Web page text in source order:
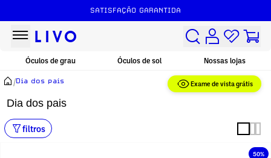
SATISFAÇÃO GARANTIDA
Exame de vista grátis
Óculos de grau Óculos de sol Nossas lojas
Dia dos pais
/Dia dos pais
filtros
50%